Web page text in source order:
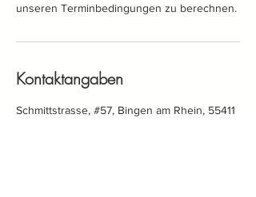
unseren Terminbedingungen zu berechnen.
Kontaktangaben
Schmittstrasse, #57, Bingen am Rhein, 55411